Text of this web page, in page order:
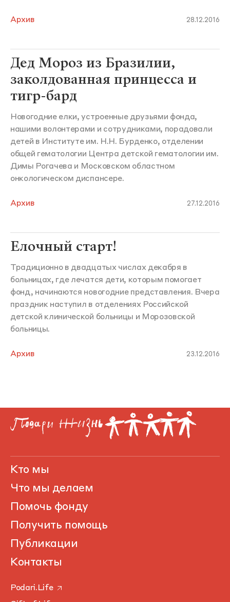
Архив 28.12.2016
Дед Мороз из Бразилии,
заколдованная принцесса и
тигр-бард
Новогодние елки, устроенные друзьями фонда,
нашими волонтерами и сотрудниками, порадовали
детей в Институте им. Н.Н. Бурденко, отделении
общей гематологии Центра детской гематологии им.
Димы Рогачева и Московском областном
онкологическом диспансере.
Архив 27.12.2016
Елочный старт!
Традиционно в двадцатых числах декабря в
больницах, где лечатся дети, которым помогает
фонд, начинаются новогодние представления. Вчера
праздник наступил в отделениях Российской
детской клинической больницы и Морозовской
больницы.
Архив 23.12.2016
Кто мы
Что мы делаем
Помочь фонду
Получить помощь
Публикации
Контакты
Podari.Life